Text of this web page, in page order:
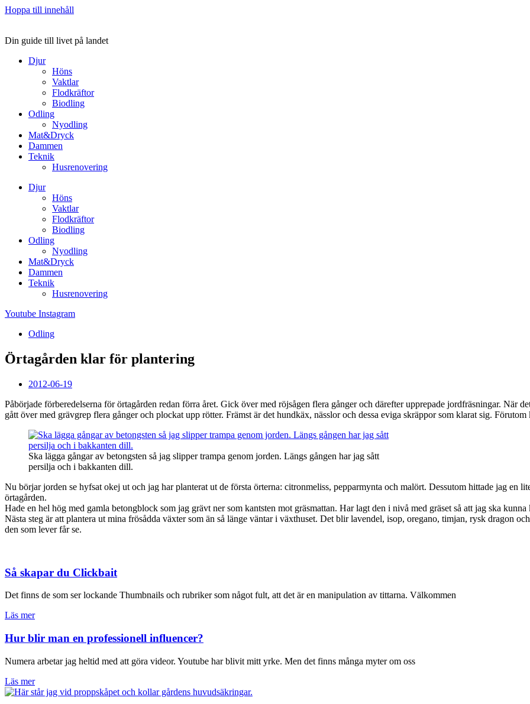
Hoppa till innehåll
Din guide till livet på landet
Djur
Höns
Vaktlar
Flodkräftor
Biodling
Odling
Nyodling
Mat&Dryck
Dammen
Teknik
Husrenovering
Djur
Höns
Vaktlar
Flodkräftor
Biodling
Odling
Nyodling
Mat&Dryck
Dammen
Teknik
Husrenovering
Youtube Instagram
Odling
Örtagården klar för plantering
2012-06-19
Påbörjade förberedelserna för örtagården redan förra året. Gick över med röjsågen flera gånger och därefter upprepade jordfräsningar. När
gått över med grävgrep flera gånger och plockat upp rötter. Främst är det hundkäx, nässlor och dessa eviga skräppor som klarat sig.
Ska lägga gångar av betongsten så jag slipper trampa genom jorden. Längs gången har jag sått
persilja och i bakkanten dill.
Nu börjar jorden se hyfsat okej ut och jag har planterat ut de första örterna: citronmeliss, pepparmynta och malört. Dessutom hittade jag en
örtagården.
Hade en hel hög med gamla betongblock som jag grävt ner som kantsten mot gräsmattan. Har lagt den i nivå med gräset så att jag ska
Nästa steg är att plantera ut mina frösådda växter som än så länge väntar i växthuset. Det blir lavendel, isop, oregano, timjan, rysk dragon
den som lever får se.
Så skapar du Clickbait
Det finns de som ser lockande Thumbnails och rubriker som något fult, att det är en manipulation av tittarna. Välkommen
Läs mer
Hur blir man en professionell influencer?
Numera arbetar jag heltid med att göra videor. Youtube har blivit mitt yrke. Men det finns många myter om oss
Läs mer